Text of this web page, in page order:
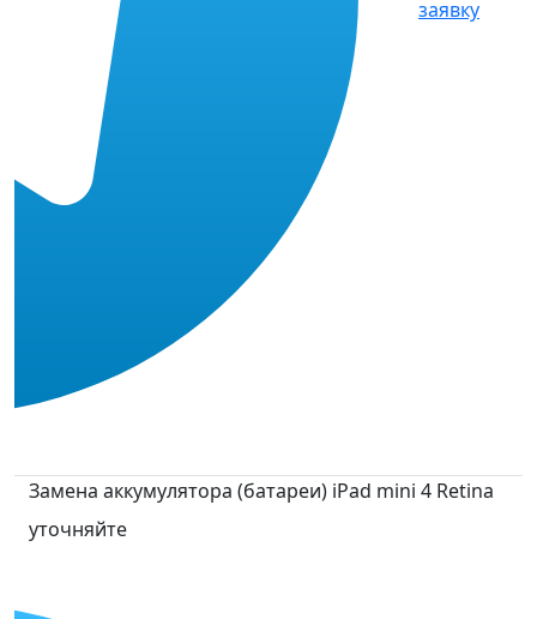
заявку
Замена аккумулятора (батареи) iPad mini 4 Retina
уточняйте